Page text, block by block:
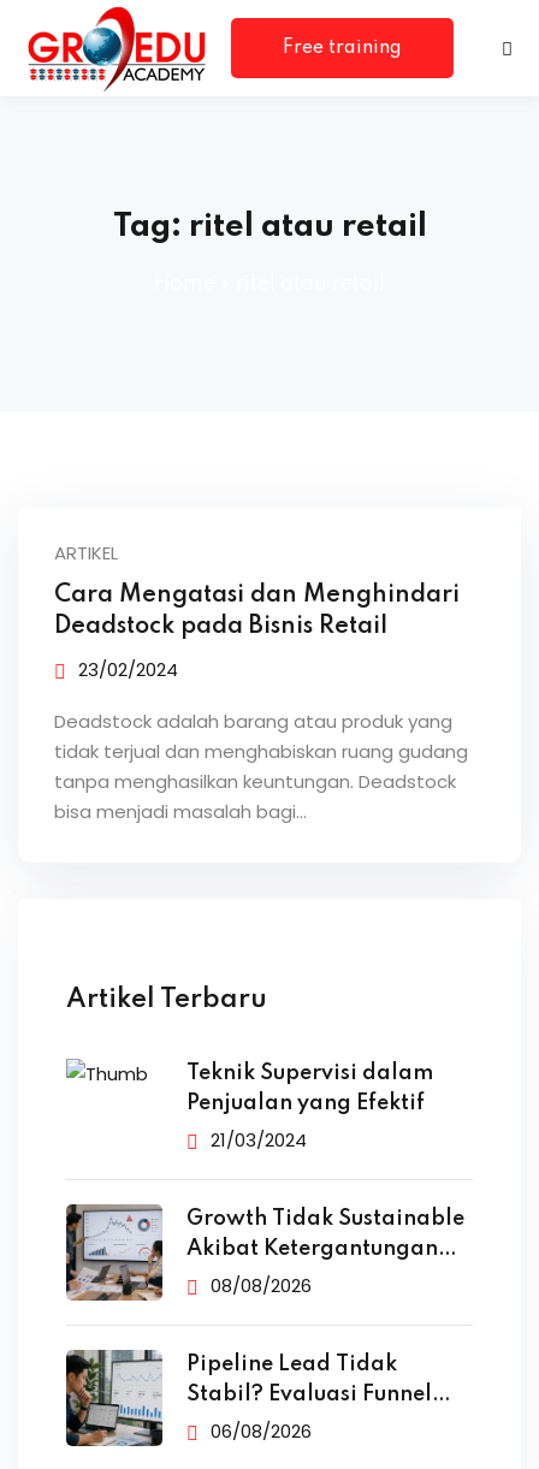
Free training
Tag: ritel atau retail
ARTIKEL
Cara Mengatasi dan Menghindari
Deadstock pada Bisnis Retail
23/02/2024
Deadstock adalah barang atau produk yang
tidak terjual dan menghabiskan ruang gudang
tanpa menghasilkan keuntungan. Deadstock
bisa menjadi masalah bagi…
Artikel Terbaru
Teknik Supervisi dalam
Penjualan yang Efektif
21/03/2024
Growth Tidak Sustainable
Akibat Ketergantungan
Iklan
08/08/2026
Pipeline Lead Tidak
Stabil? Evaluasi Funnel
Marketing
06/08/2026